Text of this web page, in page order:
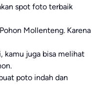
spot foto terbaik
Mollenteng. Karena
kamu juga bisa melihat
poto indah dan